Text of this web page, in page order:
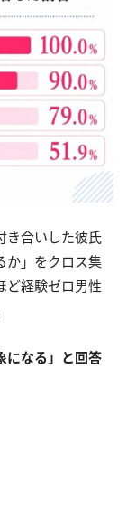
き合いした彼氏
か」をクロス集
ど経験ゼロ男性
になる」と回答